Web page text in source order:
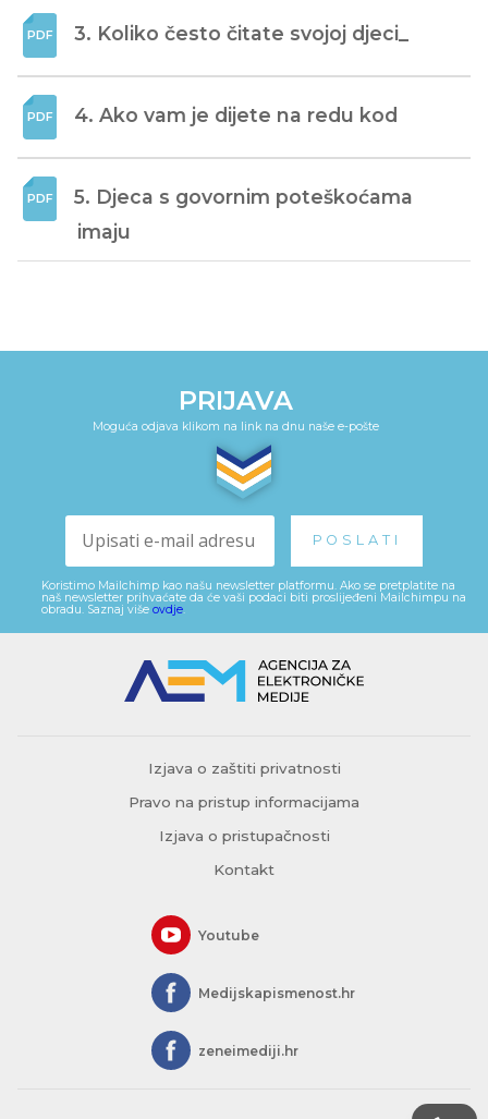
3. Koliko često čitate svojoj djeci_
4. Ako vam je dijete na redu kod
5. Djeca s govornim poteškoćama
imaju
PRIJAVA
Moguća odjava klikom na link na dnu naše e-pošte
Koristimo Mailchimp kao našu newsletter platformu. Ako se pretplatite na
naš newsletter prihvaćate da će vaši podaci biti proslijeđeni Mailchimpu na
obradu. Saznaj više ovdje
Izjava o zaštiti privatnosti
Pravo na pristup informacijama
Izjava o pristupačnosti
Kontakt
Youtube
Medijskapismenost.hr
zeneimediji.hr